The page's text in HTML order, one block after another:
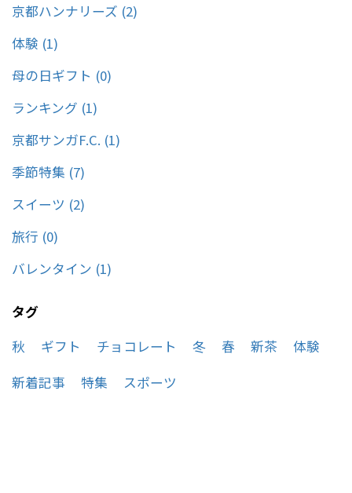
京都ハンナリーズ (2)
体験 (1)
母の日ギフト (0)
ランキング (1)
京都サンガF.C. (1)
季節特集 (7)
スイーツ (2)
旅行 (0)
バレンタイン (1)
タグ
秋
ギフト チョコレート 冬 春 新茶
体験
新着記事
特集 スポーツ